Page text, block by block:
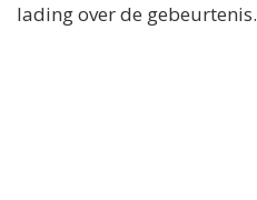
lading over de gebeurtenis.